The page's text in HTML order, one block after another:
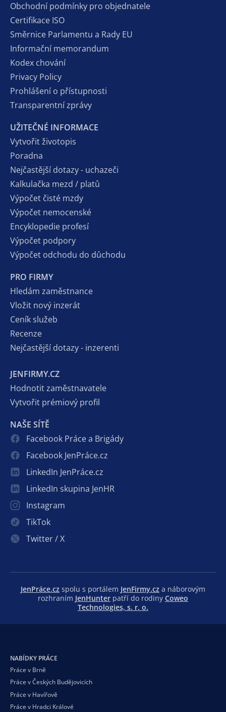
Obchodní podmínky pro objednatele
Certifikace ISO
Směrnice Parlamentu a Rady EU
Informační memorandum
Kodex chování
Privacy Policy
Prohlášení o přístupnosti
Transparentní zprávy
UŽITEČNÉ INFORMACE
Vytvořit životopis
Poradna
Nejčastější dotazy - uchazeči
Kalkulačka mezd / platů
Výpočet čisté mzdy
Výpočet nemocenské
Encyklopedie profesí
Výpočet podpory
Výpočet odchodu do důchodu
PRO FIRMY
Hledám zaměstnance
Vložit nový inzerát
Ceník služeb
Recenze
Nejčastější dotazy - inzerenti
JENFIRMY.CZ
Hodnotit zaměstnavatele
Vytvořit prémiový profil
NAŠE SÍTĚ
Facebook Práce a Brigády
Facebook JenPráce.cz
LinkedIn JenPráce.cz
LinkedIn skupina JenHR
Instagram
TikTok
Twitter / X
JenPráce.cz spolu s portálem JenFirmy.cz a náborovým
rozhraním JenHunter patří do rodiny Coweo
Technologies, s. r. o.
NABÍDKY PRÁCE
Práce v Brně
Práce v Českých Budějovicích
Práce v Havířově
Práce v Hradci Králové